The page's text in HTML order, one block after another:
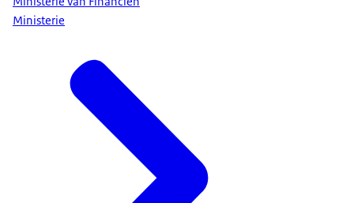
Ministerie